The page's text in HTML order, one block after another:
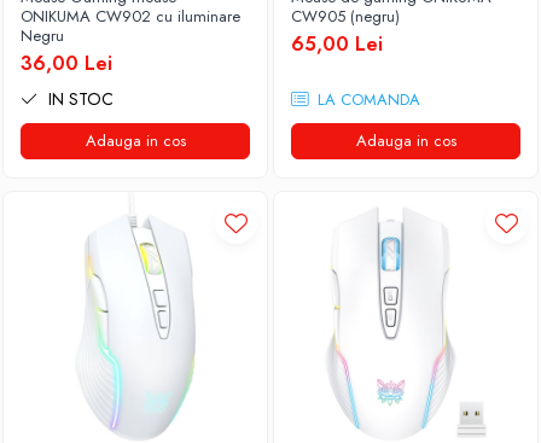
Genti Laptop
Incarcatoare laptop
Incarcatoare laptop refurbished
Standuri și Coolere Laptop
Alte accesorii
Card reader
Coolere
Surse PC
Carcase
Placi de baza
Ventilatoare carcasa
Placi de baza REFURBISHED
Procesoare
Placi VIDEO
PC All-in-One
Calculatoare All-in-One NOI
All-in-One REFURBISHED
Calculatoare All-in-One RENEW
ONIKUMA CW902 cu iluminare
Negru
36,00 Lei
IN STOC
Adauga in cos
CW905 (negru)
65,00 Lei
LA COMANDA
Adauga in cos